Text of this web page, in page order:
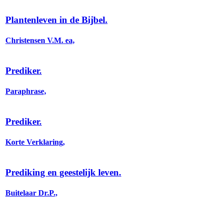
Plantenleven in de Bijbel.
Christensen V.M. ea,
Prediker.
Paraphrase,
Prediker.
Korte Verklaring,
Prediking en geestelijk leven.
Buitelaar Dr.P.,